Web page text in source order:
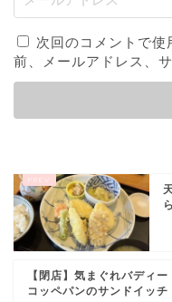
次回のコメントで使
前、メールアドレス、
【閉店】気まぐれバディ
コッペパンのサンドイッチ